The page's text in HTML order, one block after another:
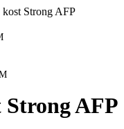
kost Strong AFP
Strong AFP